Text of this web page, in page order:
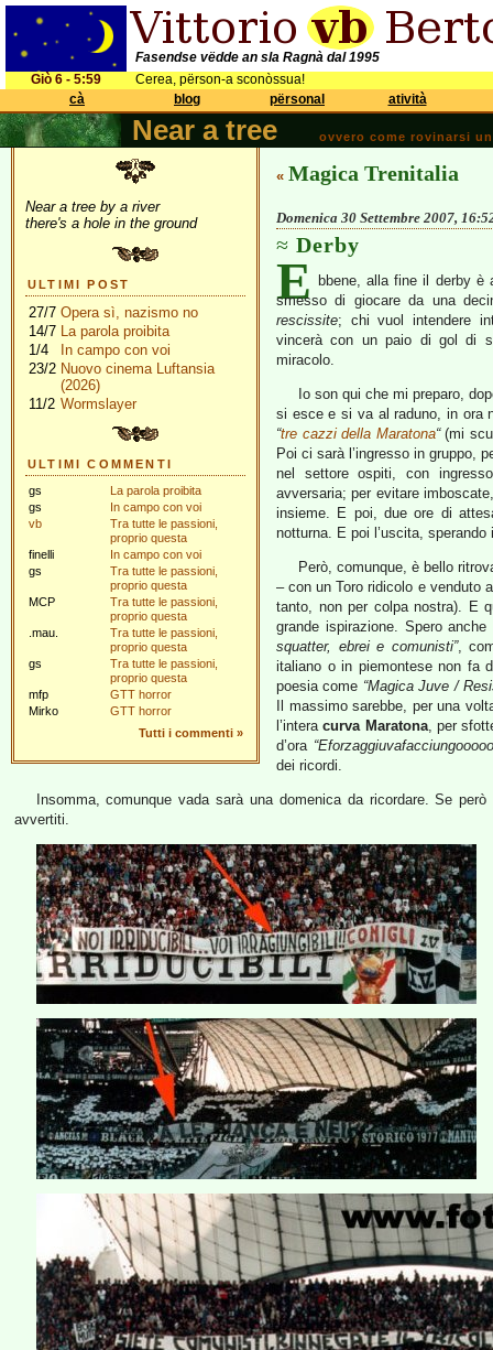
Fasendse vëdde an sla Ragnà dal 1995
Giò 6 - 5:59
Cerea, përson-a sconòssua!
cà
blog përsonal atività
Near a tree ovvero come rovinarsi
Near a tree by a river
there's a hole in the ground
ULTIMI POST
27/7 Opera sì, nazismo no
14/7 La parola proibita
1/4
In campo con voi
23/2 Nuovo cinema Luftansia
(2026)
11/2 Wormslayer
ULTIMI COMMENTI
gs
La parola proibita
gs
In campo con voi
vb
Tra tutte le passioni,
proprio questa
finelli
In campo con voi
gs
Tra tutte le passioni,
proprio questa
MCP
Tra tutte le passioni,
proprio questa
.mau.
Tra tutte le passioni,
proprio questa
gs
Tra tutte le passioni,
proprio questa
mfp
GTT horror
Mirko
GTT horror
Tutti i commenti »
« Magica Trenitalia
Domenica 30 Settembre 2007,
Derby
E
bbene, alla fine il derby è
smesso di giocare da una
rescissite; chi vuol intendere
vincerà con un paio di gol di
miracolo.
Io son qui che mi preparo,
si esce e si va al raduno, in ora
“tre cazzi della Maratona“(mi
Poi ci sarà l’ingresso in gruppo,
nel settore ospiti, con
avversaria; per evitare
insieme. E poi, due ore di
notturna. E poi l’uscita,
Però, comunque, è bello
– con un Toro ridicolo e venduto
tanto, non per colpa nostra). E
grande ispirazione. Spero
squatter, ebrei e comunisti”,
italiano o in piemontese non fa
poesia come “Magica Juve /
Il massimo sarebbe, per una
l’interacurva Maratona, per
d’ora
dei ricordi.
Insomma, comunque vada sarà una domenica da ricordare. Se
avvertiti.